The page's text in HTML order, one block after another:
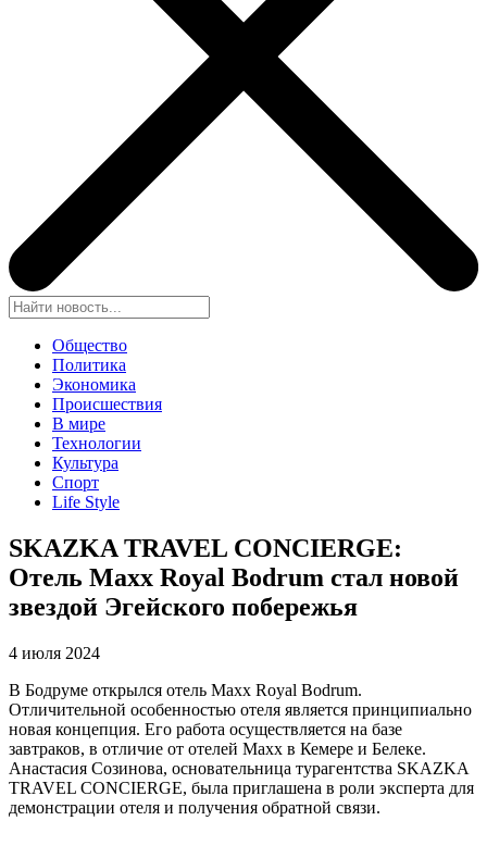
Общество
Политика
Экономика
Происшествия
В мире
Технологии
Культура
Спорт
Life Style
SKAZKA TRAVEL CONCIERGE:
Отель Maxx Royal Bodrum стал новой
звездой Эгейского побережья
4 июля 2024
В Бодруме открылся отель Maxx Royal Bodrum.
Отличительной особенностью отеля является принципиально
новая концепция. Его работа осуществляется на базе
завтраков, в отличие от отелей Maxx в Кемере и Белеке.
Анастасия Созинова, основательница турагентства SKAZKA
TRAVEL CONCIERGE, была приглашена в роли эксперта для
демонстрации отеля и получения обратной связи.